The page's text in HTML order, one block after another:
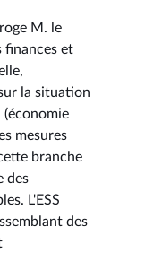
M. le
finances et
la situation
(économie
mesures
branche
des
L'ESS
des